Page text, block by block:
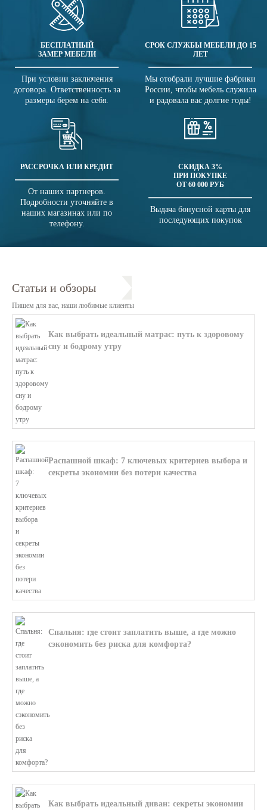
БЕСПЛАТНЫЙ
ЗАМЕР МЕБЕЛИ
При условии заключения
договора. Ответственность за
размеры берем на себя.
СРОК СЛУЖБЫ МЕБЕЛИ ДО 15
ЛЕТ
Мы отобрали лучшие фабрики
России, чтобы мебель служила
и радовала вас долгие годы!
РАССРОЧКА ИЛИ КРЕДИТ
От наших партнеров.
Подробности уточняйте в
наших магазинах или по
телефону.
СКИДКА 3%
ПРИ ПОКУПКЕ
ОТ 60 000 РУБ
Выдача бонусной карты для
последующих покупок
Статьи и обзоры
Пишем для вас, наши любимые клиенты
Как выбрать идеальный матрас: путь к здоровому
сну и бодрому утру
Распашной шкаф: 7 ключевых критериев выбора и
секреты экономии без потери качества
Спальня: где стоит заплатить выше, а где можно
сэкономить без риска для комфорта?
Как выбрать идеальный диван: секреты экономии